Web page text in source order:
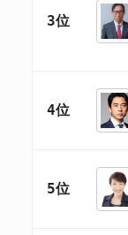
3位
4位
5位